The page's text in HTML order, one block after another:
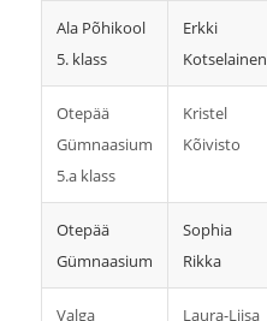
Ala Põhikool
5. klass
Erkki
Kotselainen
Otepää
Gümnaasium
5.a klass
Kristel
Kõivisto
Otepää
Gümnaasium
Sophia
Rikka
Valga Laura-Liisa